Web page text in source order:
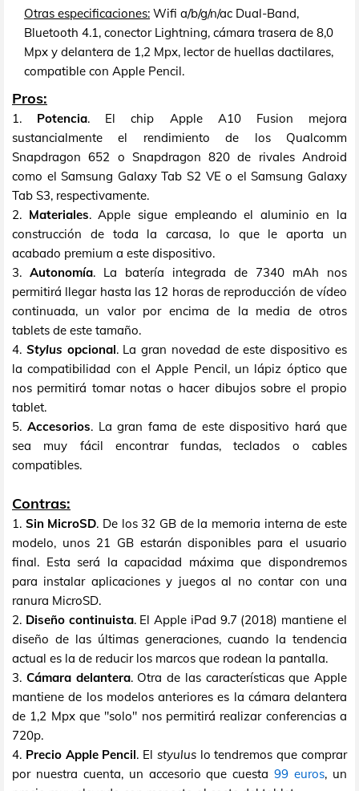
Otras especificaciones: Wifi a/b/g/n/ac Dual-Band,
Bluetooth 4.1, conector Lightning, cámara trasera de 8,0
Mpx y delantera de 1,2 Mpx, lector de huellas dactilares,
compatible con Apple Pencil.
Pros:
1. Potencia. El chip Apple A10 Fusion mejora
sustancialmente el rendimiento de los Qualcomm
Snapdragon 652 o Snapdragon 820 de rivales Android
como el Samsung Galaxy Tab S2 VE o el Samsung Galaxy
Tab S3, respectivamente.
2. Materiales. Apple sigue empleando el aluminio en la
construcción de toda la carcasa, lo que le aporta un
acabado premium a este dispositivo.
3. Autonomía. La batería integrada de 7340 mAh nos
permitirá llegar hasta las 12 horas de reproducción de vídeo
continuada, un valor por encima de la media de otros
tablets de este tamaño.
4. Stylus opcional. La gran novedad de este dispositivo es
la compatibilidad con el Apple Pencil, un lápiz óptico que
nos permitirá tomar notas o hacer dibujos sobre el propio
tablet.
5. Accesorios. La gran fama de este dispositivo hará que
sea muy fácil encontrar fundas, teclados o cables
compatibles.
Contras:
1. Sin MicroSD. De los 32 GB de la memoria interna de este
modelo, unos 21 GB estarán disponibles para el usuario
final. Esta será la capacidad máxima que dispondremos
para instalar aplicaciones y juegos al no contar con una
ranura MicroSD.
2. Diseño continuista. El Apple iPad 9.7 (2018) mantiene el
diseño de las últimas generaciones, cuando la tendencia
actual es la de reducir los marcos que rodean la pantalla.
3. Cámara delantera. Otra de las características que Apple
mantiene de los modelos anteriores es la cámara delantera
de 1,2 Mpx que "solo" nos permitirá realizar conferencias a
720p.
4. Precio Apple Pencil. El styuluslo tendremos que comprar
por nuestra cuenta, un accesorio que cuesta99 euros, un